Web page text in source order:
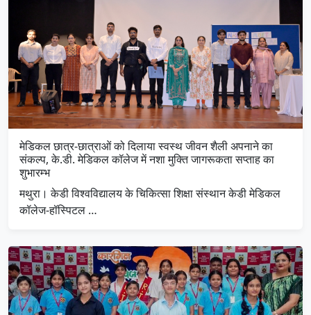
मेडिकल छात्र-छात्राओं को दिलाया स्वस्थ जीवन शैली अपनाने का
संकल्प, के.डी. मेडिकल कॉलेज में नशा मुक्ति जागरूकता सप्ताह का
शुभारम्भ
मथुरा। केडी विश्वविद्यालय के चिकित्सा शिक्षा संस्थान केडी मेडिकल
कॉलेज-हॉस्पिटल …